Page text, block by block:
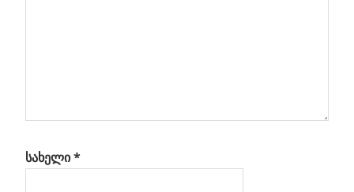
სახელი*